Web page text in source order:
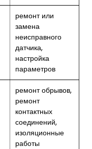
ремонт или
замена
неисправного
датчика,
настройка
параметров
ремонт обрывов,
ремонт
контактных
соединений,
изоляционные
работы